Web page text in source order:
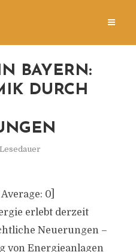
BAYERN:
DURCH
Average: 0]
erlebt derzeit
Neuerungen –
von Energieanlagen